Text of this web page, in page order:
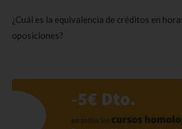
¿Cuál es la equivalencia de créditos en
oposiciones?